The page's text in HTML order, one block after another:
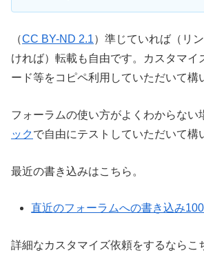
（CC BY-ND 2.1）準じていれば（リ
ければ）転載も自由です。カスタマイ
ード等をコピペ利用していただいて構
フォーラムの使い方がよくわからない
ックで自由にテストしていただいて構
最近の書き込みはこちら。
直近のフォーラムへの書き込み
詳細なカスタマイズ依頼をするならこ